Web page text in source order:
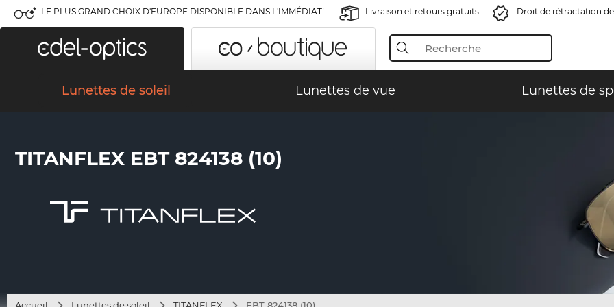
LE PLUS GRAND CHOIX D'EUROPE DISPONIBLE DANS L'IMMÉDIAT! Livraison et retours gratuits Droit de rétractation
Lunettes de soleil Lunettes de vue Lunettes de
TITANFLEX EBT 824138 (10)